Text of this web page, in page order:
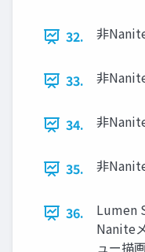
32. 非
33. 非
34. 非
35. 非
36.
Lumen
Nanite
ュー描